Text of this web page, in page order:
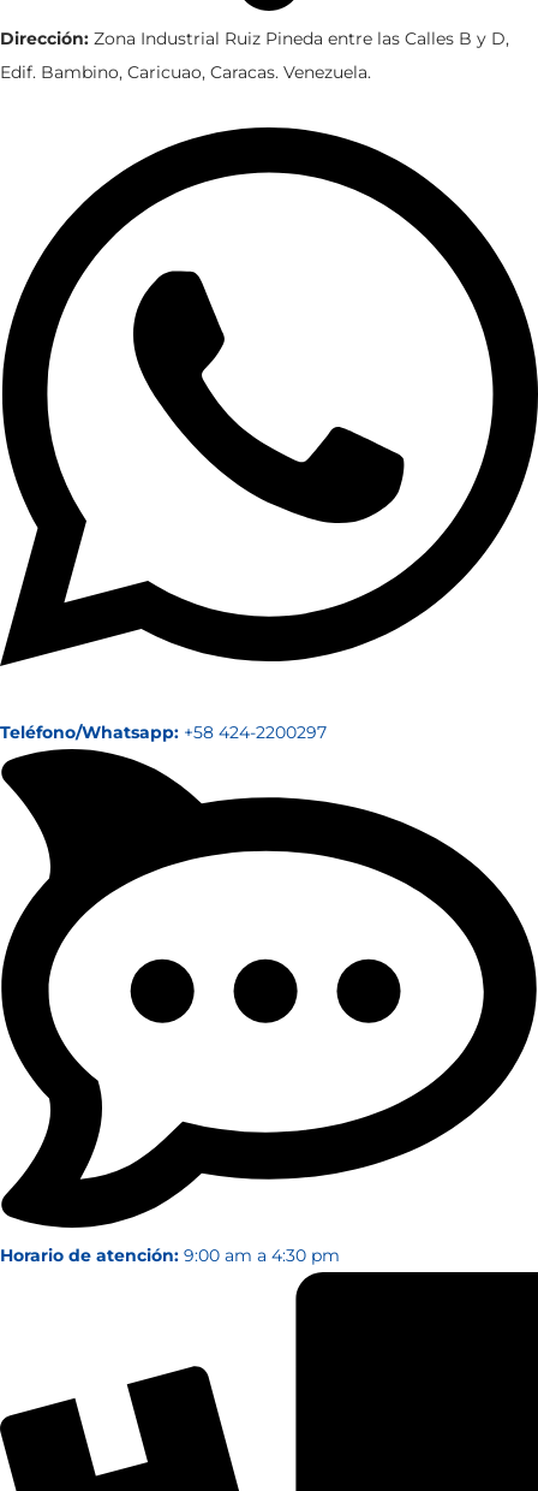
Dirección: Zona Industrial Ruiz Pineda entre las Calles B y D,
Edif. Bambino, Caricuao, Caracas. Venezuela.
Teléfono/Whatsapp: +58 424-2200297
Horario de atención: 9:00 am a 4:30 pm